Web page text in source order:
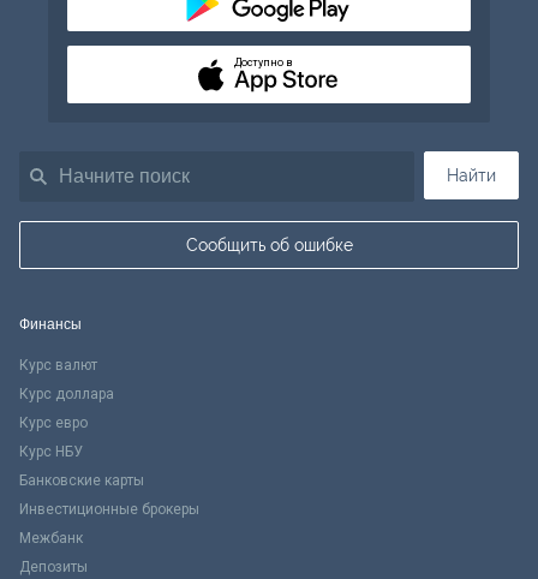
Найти
Сообщить об ошибке
Доступно в
Финансы
Курс валют
Курс доллара
Курс евро
Курс НБУ
Банковские карты
Инвестиционные брокеры
Межбанк
Депозиты